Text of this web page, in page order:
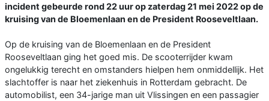
incident gebeurde rond 22 uur op zaterdag 21 mei 2022 op de
kruising van de Bloemenlaan en de President Rooseveltlaan.
Op de kruising van de Bloemenlaan en de President
Rooseveltlaan ging het goed mis. De scooterrijder kwam
ongelukkig terecht en omstanders hielpen hem onmiddellijk. Het
slachtoffer is naar het ziekenhuis in Rotterdam gebracht. De
automobilist, een 34-jarige man uit Vlissingen en een passagier